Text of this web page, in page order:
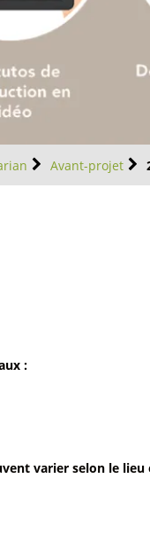
Avant-projet
:
varier selon le